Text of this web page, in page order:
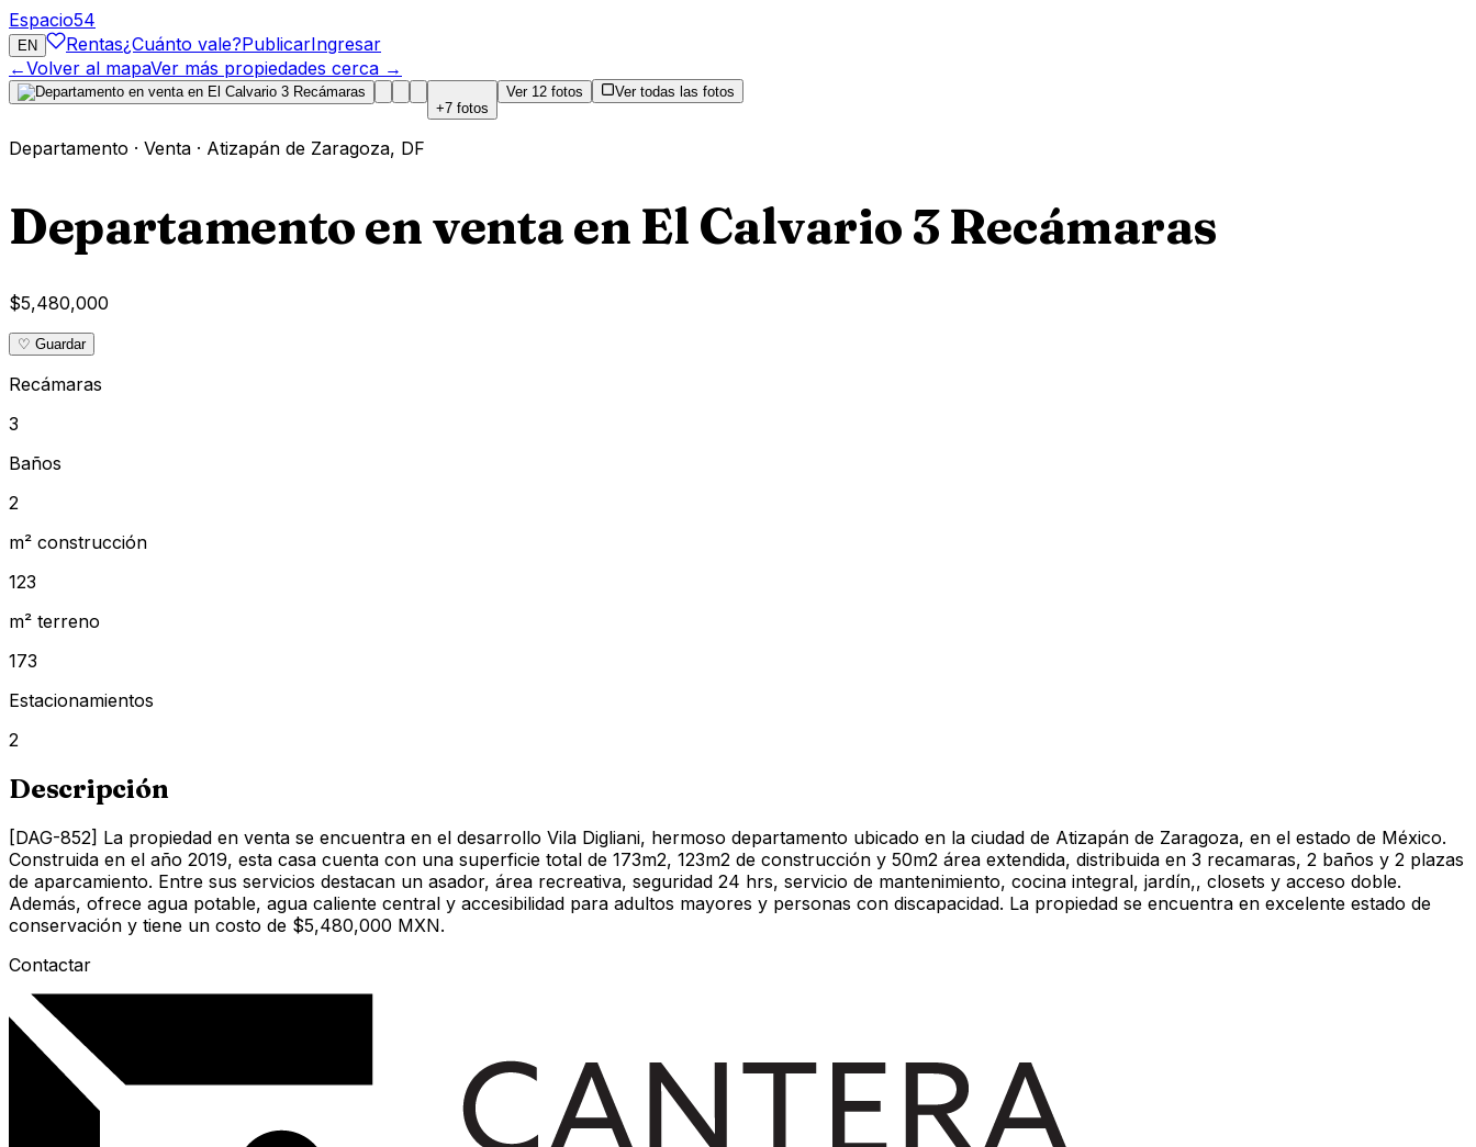
Espacio54
EN Rentas¿Cuánto vale?PublicarIngresar
←Volver al mapaVer más propiedades cerca →
+7 fotos
Ver 12 fotos Ver todas las fotos
Departamento · Venta · Atizapán de Zaragoza, DF
Departamento en venta en El Calvario 3 Recámaras
$5,480,000
♡ Guardar
Recámaras
3
Baños
2
m² construcción
123
m² terreno
173
Estacionamientos
2
Descripción
[DAG-852] La propiedad en venta se encuentra en el desarrollo Vila Digliani, hermoso departamento ubicado en la ciudad de Atizapán de Zaragoza, en el estado de México.
Construida en el año 2019, esta casa cuenta con una superficie total de 173m2, 123m2 de construcción y 50m2 área extendida, distribuida en 3 recamaras, 2 baños y 2 plazas
de aparcamiento. Entre sus servicios destacan un asador, área recreativa, seguridad 24 hrs, servicio de mantenimiento, cocina integral, jardín,, closets y acceso doble.
Además, ofrece agua potable, agua caliente central y accesibilidad para adultos mayores y personas con discapacidad. La propiedad se encuentra en excelente estado de
conservación y tiene un costo de $5,480,000 MXN.
Contactar